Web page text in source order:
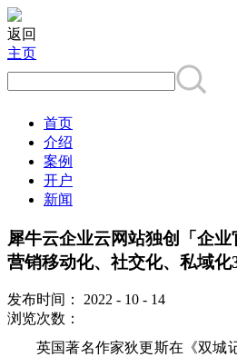
返回
主页
首页
介绍
案例
开户
新闻
犀牛云企业云网站独创「企
营销移动化、社交化、私域化
发布时间： 2022 - 10 - 14
浏览次数：
英国著名作家狄更斯在《双城